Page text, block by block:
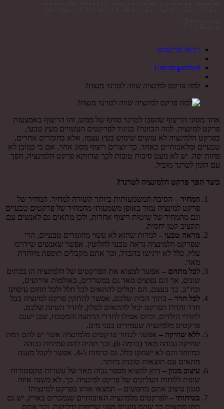
רויאל פרקטים
Uncategorized
למה פרקט למינציה שווה לטרנד מנצח?
אחד מסוגי הריצוף שהפכו לטרנד סוחף של ממש, זהו הריצוף באמצעות
פרקט למינציה. למה הכוונה? בניגוד לפרקטים העשויים מעץ טבעי,
בפרקט הלמינציה לא עושים שימוש בעץ עצמו, אלא בחומרים אחרים,
טבעיים ומלאכותיים כאחד. כך יוצרים ריצוף מסוג אחר, אם כי כמובן לא
פחות יפה. יש לא מעט סיבות טובות לכך שדווקא פרקט הלמינציה, הפך
עם הזמן לטרנד מוביל.
כיצד הפך פרקט הלמינציה לטרנד?
המחיר – הסיבה המשמעותית ביותר קשורה למחיר. המחיר של
פרקט למינציה נמוך באופן משמעותי מהמחיר של פרקטים טבעיים
וגם מהמחיר של שיטות ריצוף אחרות, ולכן מתאים גם לאנשים עם
תקציב קטן יחסית.
מראה טבעי – למרות שהוא לא עשוי מחומרים טבעיים, הרי
שפרקט הלמינציה נראה טבעי לחלוטין. אפשר שאנשים שידרכו
עליו, כלל לא ירגישו בהבדל, וכך אתם מקבלים תוספת מיוחדת
מאד.
לכל מתחם – אפשר למצוא את הפרקטים של הלמינציה הן בבתים
שונים, אך הם נפוצים מאד גם במשרדים, באולמות אירועים,
וכיו"ב. כך בעצם, הם יכולים להתאים לכל חלל ולכל תחום עיסוק!
לכל חדר – בתוך הבית שלכם, אפשר להתקין פרקט למינציה בכל
חדר וחדר! הפרקט יכול להתאים לסלון, לחדר השינה שלכם,
לחדרי הילדים, וכיום אפילו לחדרי הרחצה והמטבח, שכן ישנם
פרקטים מלמינציה שעמידים בפני מים.
ללא שחיקה – אפשר לבחור פרקטים מלמינציה אשר יש להם רמת
שחיקה גבוהה מאד (ברמה 6), וכך תהיה להם עמידות גבוהה
במיוחד והם לא ישחקו כלל. גם ברמות 4-5, אפשר לקבל מענה
מתאים עם תוצאות טובות ביותר.
עיצוב מגוון – ניתן למצוא מספר גבוה מאד של עשרות טקסטורות
שונות ללוחות העליונים של פרקט למינציה. כך, לא משנה איזה
סגנון עיצוב אתם מחפשים – תמצאו אותו בפרקט למינציה!
בטיחותי – לפרקטים מלמינציה האיכותיים שנמכרים בארץ, יש גם
תקן מתאים כך שהם מוגנים מפני שריפות ודליקות, וכך אתם